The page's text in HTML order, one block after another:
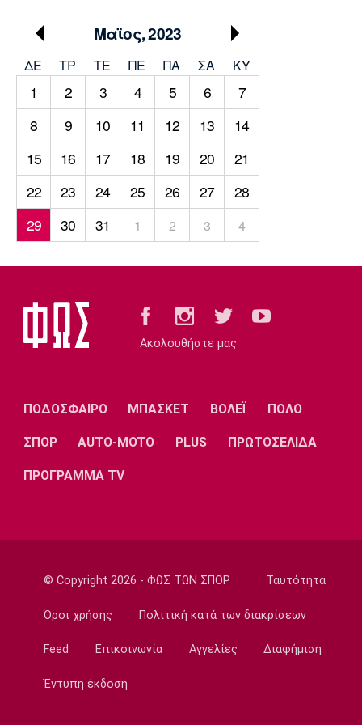
Πολιτισμός
Τραγούδια
Cine Spot
Running
Media
Παρασκήνιο
Πρόγραμμα TV
Ιωνικός Κηφισιά Πανσερραϊκός
Μαδρίτης
Μαδρίτης
Μονακό
Ερυθρός
Τότεναμ
Μαϊος, 2023
ΔΕ ΤΡ TΕ ΠΕ ΠΑ ΣΑ ΚΥ
1 2 3 4 5 6
7
8
9 10 11 12 13
14
15
16 17 18 19 20
21
22
23 24 25 26 27
28
29
30 31 1 2 3 4
Ακολουθήστε μας
ΠΟΔΟΣΦΑΙΡΟ ΜΠΑΣΚΕΤ ΒΟΛΕΪ ΠΟΛΟ
ΣΠΟΡ AUTO-MOTO PLUS ΠΡΩΤΟΣΕΛΙΔΑ
ΠΡΟΓΡΑΜΜΑ TV
© Copyright 2026 - ΦΩΣ ΤΩΝ ΣΠΟΡ Ταυτότητα
Όροι χρήσης Πολιτική κατά των διακρίσεων
Feed Επικοινωνία Αγγελίες Διαφήμιση
Έντυπη έκδοση